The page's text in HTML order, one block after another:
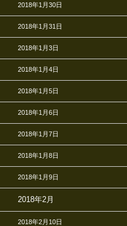
2018年1月30日
2018年1月31日
2018年1月3日
2018年1月4日
2018年1月5日
2018年1月6日
2018年1月7日
2018年1月8日
2018年1月9日
2018年2月
2018年2月10日